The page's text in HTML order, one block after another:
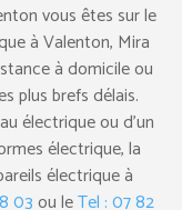
vous êtes sur le
à Valenton, Mira
à domicile ou
plus brefs délais.
électrique ou d’un
électrique, la
électrique à
03ou leTel : 07 82